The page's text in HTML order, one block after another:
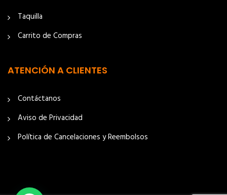
Taquilla
Carrito de Compras
ATENCIÓN A CLIENTES
Contáctanos
Aviso de Privacidad
Política de Cancelaciones y Reembolsos